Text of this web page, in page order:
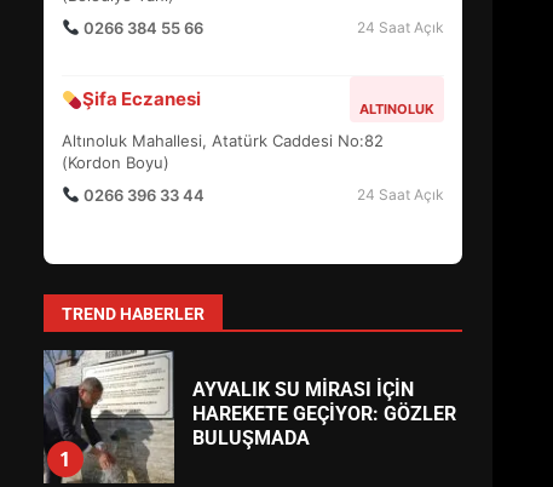
0266 384 55 66
24 Saat Açık
Şifa Eczanesi ALTINOLUK
Altınoluk Mahallesi, Atatürk Caddesi No:82
(Kordon Boyu)
0266 396 33 44
24 Saat Açık
TREND HABERLER
6
BURHANİYE SATRANÇ
TURNUVASI KAYITLARI NEYİ
DEĞİŞTİRİYOR?
7
BELEDİYESPOR’DA YENİ
1
AYVALIK SU MİRASI İÇİN
HAREKETE GEÇİYOR: GÖZLER
BULUŞMADA